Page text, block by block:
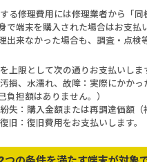
る修理費用には修理業者から「
で端末を購入された場合はお支払
出来なかった場合も、調査・点検
上限として次の通りお支払いしま
損、水濡れ、故障：実際にかかっ
負担額はありません。）
失：購入金額または再調達価額（
旧：復旧費用をお支払いします。